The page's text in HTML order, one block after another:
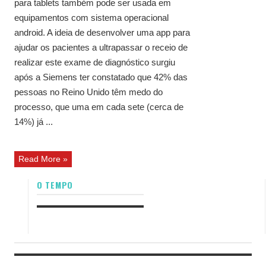
para tablets também pode ser usada em
equipamentos com sistema operacional
android. A ideia de desenvolver uma app para
ajudar os pacientes a ultrapassar o receio de
realizar este exame de diagnóstico surgiu
após a Siemens ter constatado que 42% das
pessoas no Reino Unido têm medo do
processo, que uma em cada sete (cerca de
14%) já ...
Read More »
O TEMPO